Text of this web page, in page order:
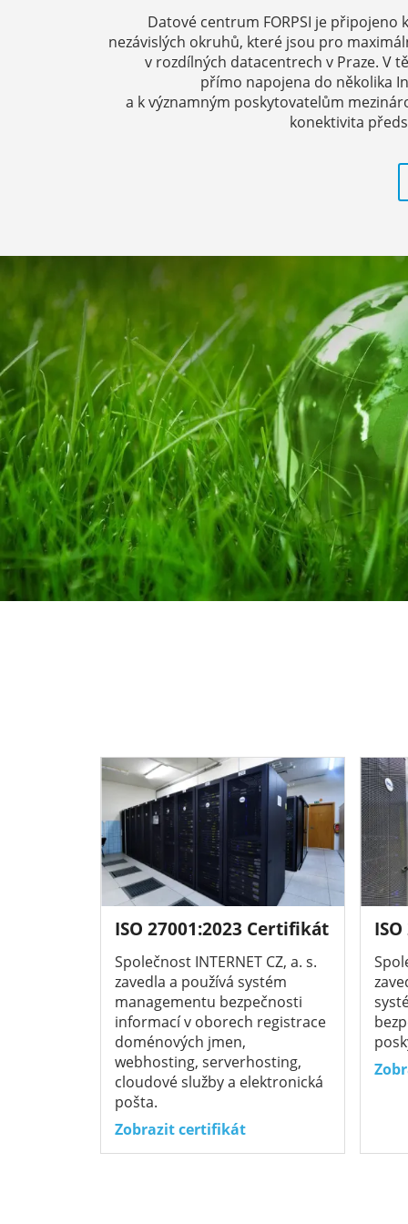
Datové centrum FORPSI je
nezávislých okruhů, které jsou pro
v rozdílných datacentrech v Praze. V
přímo napojena do několika
a k významným poskytovatelům
konektivita
ISO 27001:2023 Certifikát
Společnost INTERNET CZ, a. s.
zavedla a používá systém
managementu bezpečnosti
informací v oborech registrace
doménových jmen,
webhosting, serverhosting,
cloudové služby a elektronická
pošta.
Zobrazit certifikát